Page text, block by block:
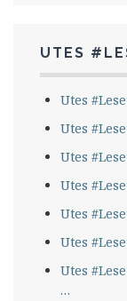
UTES
Utes
Utes
Utes
Utes
Utes
Utes
Utes
…